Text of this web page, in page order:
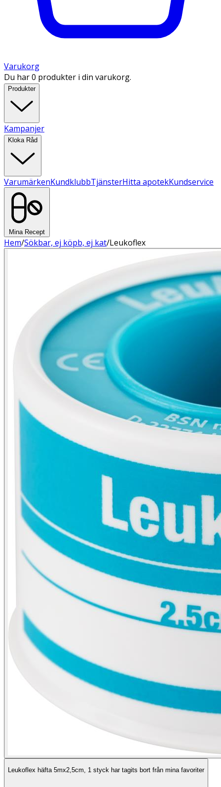
Varukorg
Du har 0 produkter i din varukorg.
Produkter
Kampanjer
Kloka Råd
VarumärkenKundklubbTjänsterHitta apotekKundservice
Mina Recept
Hem/Sökbar, ej köpb, ej kat/Leukoflex
Leukoflex häfta 5mx2,5cm, 1 styck har tagits bort från mina favoriter